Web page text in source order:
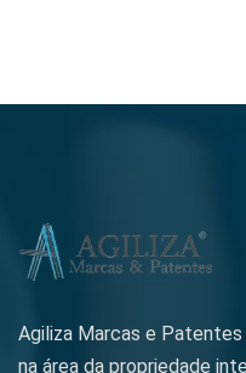
Agiliza Marcas e
na área da propriedade